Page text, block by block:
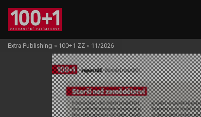
Extra Publishing » 100+1 ZZ » 11/2026